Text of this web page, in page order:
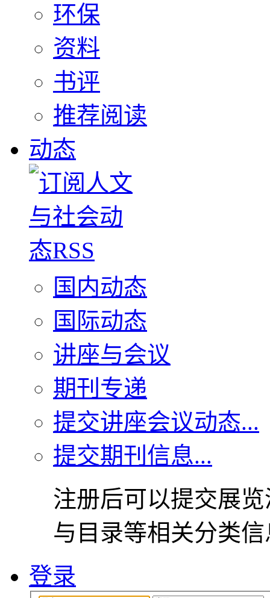
环保
资料
书评
推荐阅读
动态
国内动态
国际动态
讲座与会议
期刊专递
提交讲座会议动态...
提交期刊信息...
注册后可以提交展
与目录等相关分类
登录